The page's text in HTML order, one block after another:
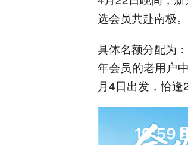
选会员共赴南极。
具体名额分配为
年会员的老用户
月4日出发，恰逢